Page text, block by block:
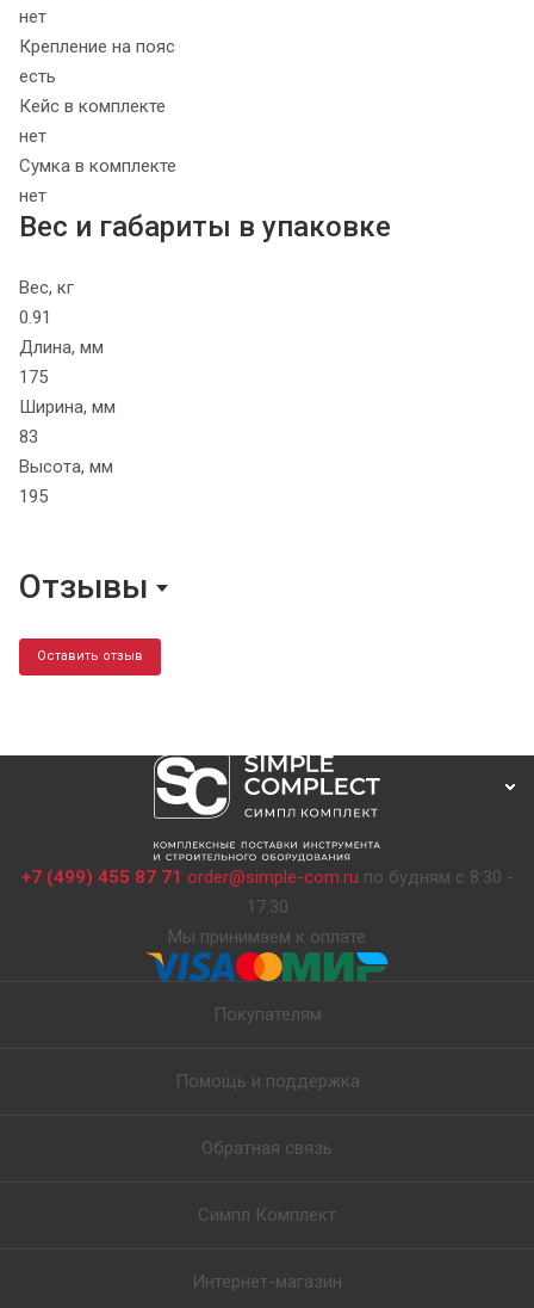
нет
Крепление на пояс
есть
Кейс в комплекте
нет
Сумка в комплекте
нет
Вес и габариты в упаковке
Вес, кг
0.91
Длина, мм
175
Ширина, мм
83
Высота, мм
195
Отзывы
Оставить отзыв
+7 (499) 455 87 71 order@simple-com.ru по будням с 8:30 -
17:30
Мы принимаем к оплате
Покупателям
Помощь и поддержка
Обратная связь
Симпл Комплект
Интернет-магазин